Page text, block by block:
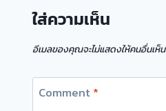
ใส่ความเห็น
อีเมลของคุณจะไม่แสดงให้คนอื่นเห็น
Comment *